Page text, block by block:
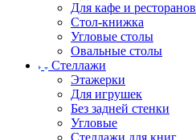
Для кафе и ресторанов
Стол-книжка
Угловые столы
Овальные столы
Стеллажи
Этажерки
Для игрушек
Без задней стенки
Угловые
Стеллажи для книг